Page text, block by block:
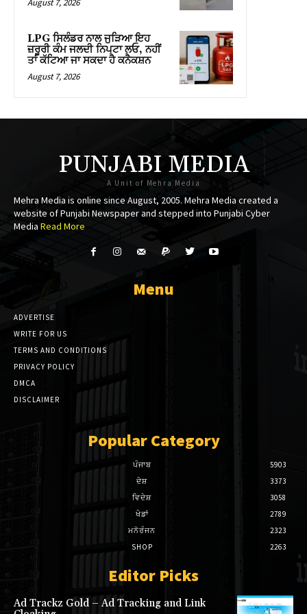
panel
panel
panel
panel
panel
panel
panel
panel
panel
August 7, 2026
LPG ਸਿਲੰਡਰ ਨਾਲ ਜੁੜਿਆ ਇਹ
ਜ਼ਰੂਰੀ ਕੰਮ ਜਲਦੀ ਨਿਪਟਾ ਲਓ, ਨਹੀਂ
ਤਾਂ ਕੱਟਿਆ ਜਾ ਸਕਦਾ ਹੈ ਕਨੈਕਸ਼ਨ
August 7, 2026
PUNJABI MEDIA
A Unit of Mehra Media
Mehra Media is online since August, 2005. Mehra Media created a
website of Punjabi Newspaper and stepped into Punjabi Cyber
Media Read More
Menu
ADVERTISE
WRITE FOR US
TERMS AND CONDITIONS
PRIVACY POLICY
DMCA
DISCLAIMER
Popular Category
ਪੰਜਾਬ
5903
ਦੇਸ਼
3373
ਵਿਦੇਸ਼
3058
ਖੇਡਾਂ
2789
ਮਨੋਰੰਜਨ
2323
SHOP
2263
Editor Picks
Ad Trackz Gold – Ad Tracking and Link